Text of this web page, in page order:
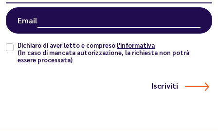
Email
Dichiaro di aver letto e compreso l'informativa
(In caso di mancata autorizzazione, la richiesta non potrà
essere processata)
Iscriviti